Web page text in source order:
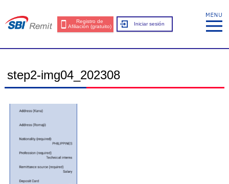
Registro de
Afiliación (gratuito)
Iniciar sesión
step2-img04_202308